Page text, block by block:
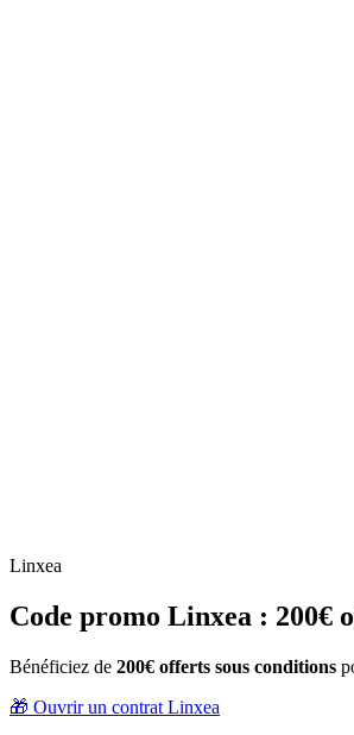
Linxea
Code promo Linxea : 200€
Bénéficiez de 200€ offerts sous conditions
🎁 Ouvrir un contrat Linxea